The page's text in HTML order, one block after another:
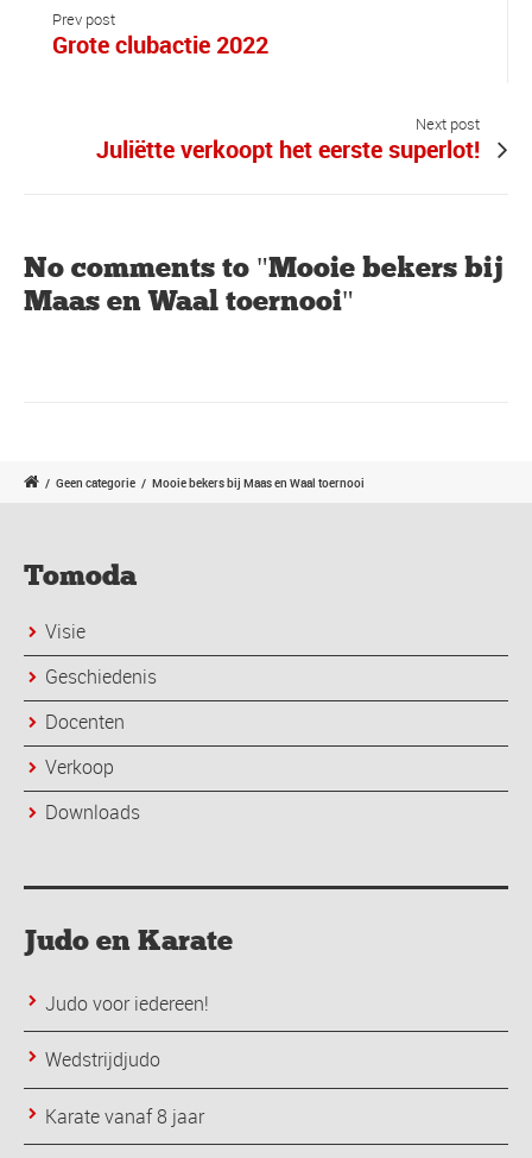
Prev post
Grote clubactie 2022
Next post
Juliëtte verkoopt het eerste superlot!
No comments to "Mooie bekers bij
Maas en Waal toernooi"
/ Geen categorie / Mooie bekers bij Maas en Waal toernooi
Tomoda
Visie
Geschiedenis
Docenten
Verkoop
Downloads
Judo en Karate
Judo voor iedereen!
Wedstrijdjudo
Karate vanaf 8 jaar